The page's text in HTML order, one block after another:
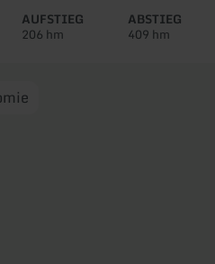
AUFSTIEG
206 hm
ABSTIEG
409 hm